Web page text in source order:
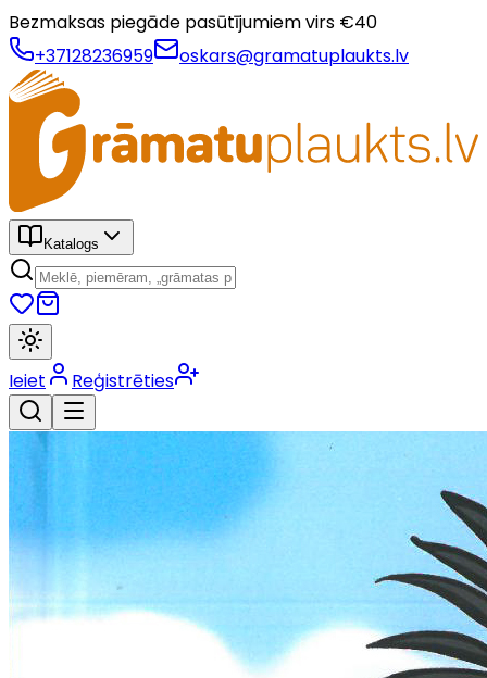
Bezmaksas piegāde pasūtījumiem virs €40
+37128236959
oskars@gramatuplaukts.lv
Katalogs
Ieiet Reģistrēties